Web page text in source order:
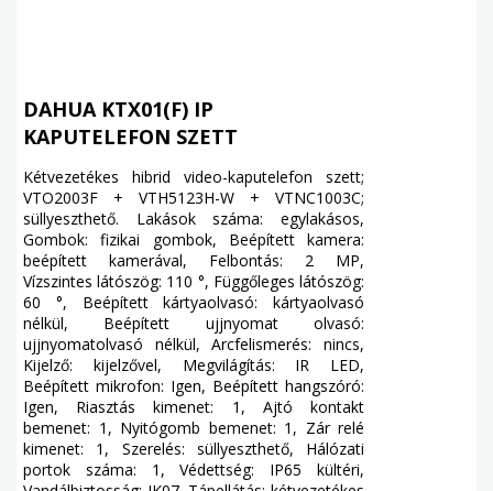
DAHUA KTX01(F) IP
KAPUTELEFON SZETT
Kétvezetékes hibrid video-kaputelefon szett;
VTO2003F + VTH5123H-W + VTNC1003C;
süllyeszthető. Lakások száma: egylakásos,
Gombok: fizikai gombok, Beépített kamera:
beépített kamerával, Felbontás: 2 MP,
Vízszintes látószög: 110 °, Függőleges látószög:
60 °, Beépített kártyaolvasó: kártyaolvasó
nélkül, Beépített ujjnyomat olvasó:
ujjnyomatolvasó nélkül, Arcfelismerés: nincs,
Kijelző: kijelzővel, Megvilágítás: IR LED,
Beépített mikrofon: Igen, Beépített hangszóró:
Igen, Riasztás kimenet: 1, Ajtó kontakt
bemenet: 1, Nyitógomb bemenet: 1, Zár relé
kimenet: 1, Szerelés: süllyeszthető, Hálózati
portok száma: 1, Védettség: IP65 kültéri,